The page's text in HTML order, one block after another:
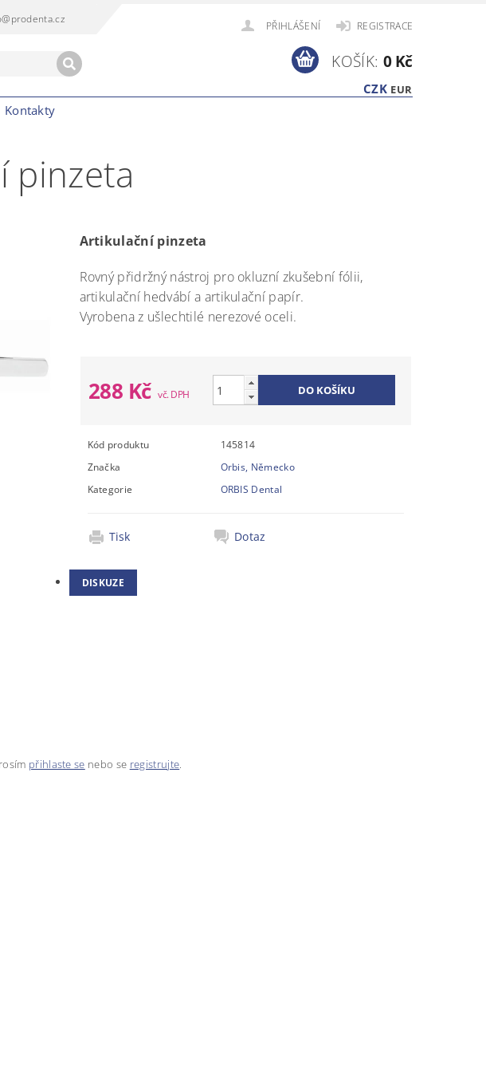
PŘIHLÁŠENÍ REGISTRACE
CZK EUR
KOŠÍK: 0 Kč
Kontakty
pinzeta
Artikulační pinzeta
Rovný přidržný nástroj pro okluzní zkušební fólii,
artikulační hedvábí a artikulační papír.
Vyrobena z ušlechtilé nerezové oceli.
288 Kč
Kód produktu
145814
Značka
Orbis, Německo
Kategorie
ORBIS Dental
Tisk Dotaz
DISKUZE
přihlaste se nebo se registrujte.